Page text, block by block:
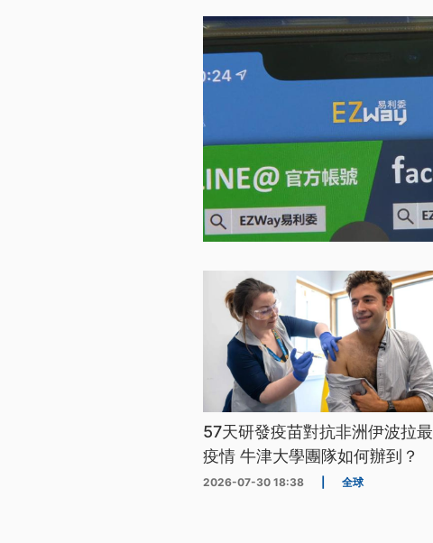
57天研發疫苗對抗非洲伊波拉
疫情 牛津大學團隊如何辦到？
2026-07-30 18:38 全球